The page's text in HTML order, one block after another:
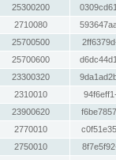
25300200
2710080
25700500
25700600
23300320
2310010
23900620
2770010
2750010